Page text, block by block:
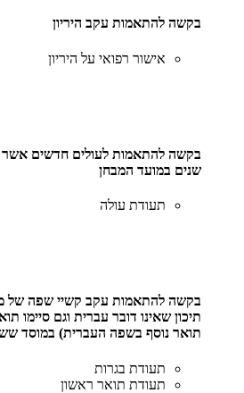
בקשה להתאמות עקב היריון
אישור רפואי על היריון
שנים במועד המבחן
תעודת עולה
בקשה להתאמות עקב קשיי שפה של
תיכון שאינו דובר עברית וגם סיימו
תואר נוסף בשפה העברית) במוסד
תעודת בגרות
תעודת תואר ראשון